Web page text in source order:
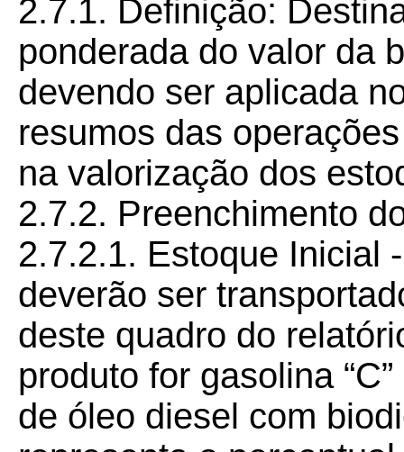
2.7.1. Definição:
ponderada do valor da
devendo ser aplicada
resumos das
na valorização dos
2.7.2. Preenchimento
2.7.2.1. Estoque Inicial
deverão ser
deste quadro do
produto for gasolina
de óleo diesel com